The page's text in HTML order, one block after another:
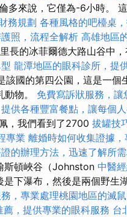
多來說，它僅為-6小時。
務規劃 各種風格的吧檯桌
照，流程全解析 高雄地區
長的冰菲爾德大路山谷中
龍潭地區的眼科診所，提
該國的第四公園，這是一個
物。 免費寫訴狀服務，讓
供各種豐富餐點，讓每個
，我們看到了2700 拔罐技
專業 離婚時如何收集證據
的辦理方法，迅速了解所
斯頓峽谷（Johnston 中醫
下瀑布，然後是兩個野生
，專業處理桃園地區的滅
薦，提供專業的眼科服務 台